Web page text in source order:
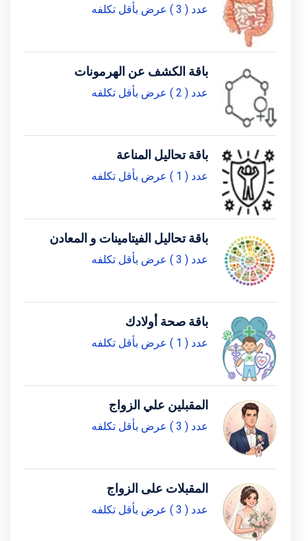
عدد ( 3 ) عرض بأقل تكلفه
باقة الكشف عن الهرمونات
عدد ( 2 ) عرض بأقل تكلفه
باقة تحاليل المناعة
عدد ( 1 ) عرض بأقل تكلفه
باقة تحاليل الفيتامينات و المعادن
عدد ( 3 ) عرض بأقل تكلفه
باقة صحة أولادك
عدد ( 1 ) عرض بأقل تكلفه
المقبلين علي الزواج
عدد ( 3 ) عرض بأقل تكلفه
المقبلات على الزواج
عدد ( 3 ) عرض بأقل تكلفه